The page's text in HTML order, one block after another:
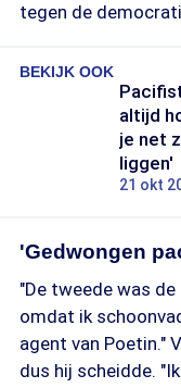
tegen de
BEKIJK OOK
altijd
je net
liggen'
21 okt
'Gedwongen
"De tweede was
omdat ik
agent van Poetin."
dus hij scheidde.